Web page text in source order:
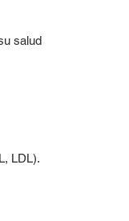
salud
LDL).